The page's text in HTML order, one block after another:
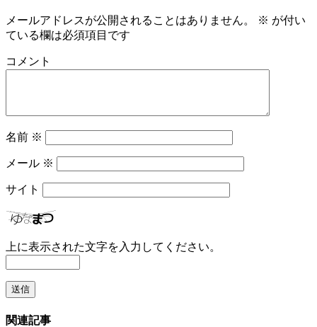
メールアドレスが公開されることはありません。 ※ が付い
ている欄は必須項目です
コメント
名前 ※
メール ※
サイト
上に表示された文字を入力してください。
関連記事